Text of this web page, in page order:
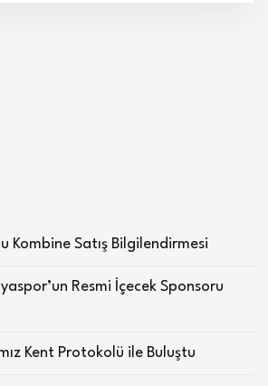
Kombine Satış Bilgilendirmesi
Resmi İçecek Sponsoru
Kent Protokolü ile Buluştu